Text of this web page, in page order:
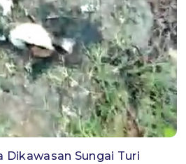
Dikawasan Sungai Turi